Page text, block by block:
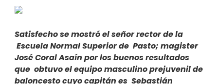
Satisfecho se mostró el señor rector de la
Escuela Normal Superior de Pasto; magister
José Coral Asaín por los buenos resultados
que obtuvo el equipo masculino prejuvenil de
baloncesto cuyo capitán es Sebastián